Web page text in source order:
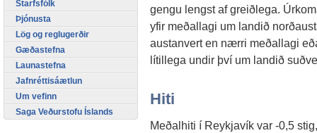
gengu lengst af greiðlega.
yfir meðallagi um landið
austanvert en nærri meðallagi
lítillega undir því um landið
Hiti
Meðalhiti í Reykjavík var -0,5
Starfsfólk
Þjónusta
Lög og reglugerðir
Gæðastefna
Launastefna
Jafnréttisáætlun
Um vefinn
Saga Veðurstofu Íslands